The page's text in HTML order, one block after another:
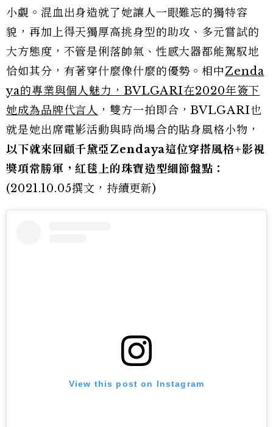
小覷。混血出身造就了她讓人一眼難忘的獨特容
貌，再加上得天獨厚高挑身型的助攻、多元嘗試的
大方態度，不管是俐落帥氣、性感大器都能駕馭地
恰如其分，有著穿什麼像什麼的優勢。相中Zenda
ya的專業與個人魅力，BVLGARI在2020年簽下
她成為品牌代言人 ，雙方一拍即合，BVLGARI也
就是她出席電影活動與時尚場合的貼身風格小物，
以下就來回顧千黛亞Zendaya這位穿搭風格+影視
獎項常勝軍，紅毯上的珠寶造型細節盤點：
(2021.10.05撰文，持續更新)
View this post on Instagram